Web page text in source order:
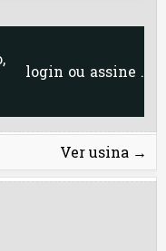
login ou assine .
Ver usina →